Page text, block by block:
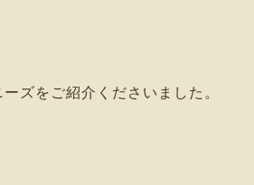
ズをご紹介くださいました。